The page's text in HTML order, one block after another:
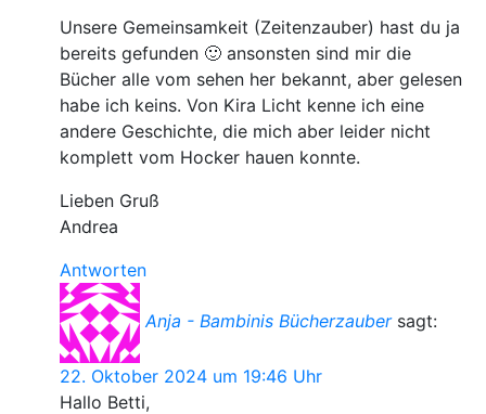
Unsere Gemeinsamkeit (Zeitenzauber) hast du ja
bereits gefunden 🙂 ansonsten sind mir die
Bücher alle vom sehen her bekannt, aber gelesen
habe ich keins. Von Kira Licht kenne ich eine
andere Geschichte, die mich aber leider nicht
komplett vom Hocker hauen konnte.
Lieben Gruß
Andrea
Antworten
Anja - Bambinis Bücherzauber sagt:
22. Oktober 2024 um 19:46 Uhr
Hallo Betti,